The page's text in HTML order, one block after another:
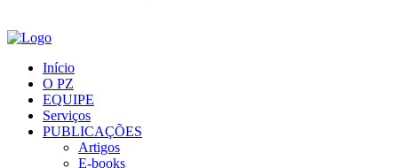
Início
O PZ
EQUIPE
Serviços
PUBLICAÇÕES
Artigos
E-books